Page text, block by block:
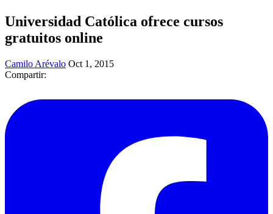
Universidad Católica ofrece cursos
gratuitos online
Camilo Arévalo Oct 1, 2015
Compartir: